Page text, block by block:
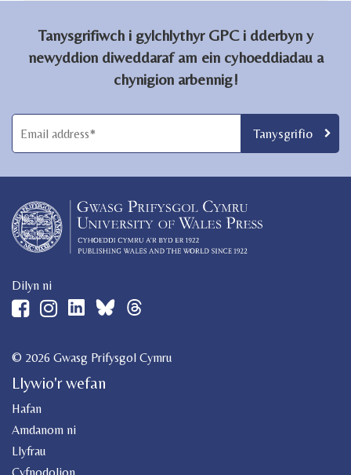
Tanysgrifiwch i gylchlythyr GPC i dderbyn y
newyddion diweddaraf am ein cyhoeddiadau a
chynigion arbennig!
Dilyn ni
© 2026 Gwasg Prifysgol Cymru
Llywio'r wefan
Hafan
Amdanom ni
Llyfrau